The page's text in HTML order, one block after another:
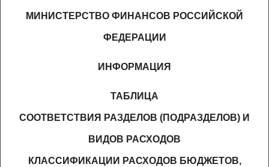
МИНИСТЕРСТВО ФИНАНСОВ РОССИЙСКОЙ
ФЕДЕРАЦИИ
ИНФОРМАЦИЯ
ТАБЛИЦА
СООТВЕТСТВИЯ РАЗДЕЛОВ (ПОДРАЗДЕЛОВ) И
ВИДОВ РАСХОДОВ
КЛАССИФИКАЦИИ РАСХОДОВ БЮДЖЕТОВ,